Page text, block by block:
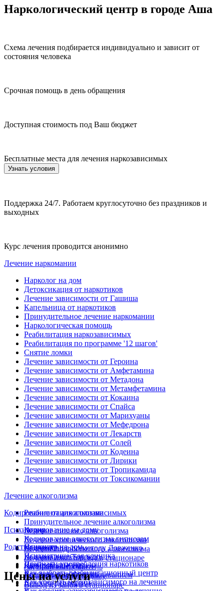
Наркологический центр в городе Аша
Схема лечения подбирается индивидуально и зависит от
состояния человека
Срочная помощь в день обращения
Доступная стоимость под Ваш бюджет
Бесплатные места для лечения наркозависимых
Узнать условия
Поддержка 24/7. Работаем круглосуточно без праздников и
выходных
Курс лечения проводится анонимно
Лечение наркомании
Нарколог на дом
Детоксикация от наркотиков
Лечение зависимости от Гашиша
Капельница от наркотиков
Принудительное лечение наркомании
Наркологическая помощь
Реабилитация наркозависимых
Реабилитация по программе '12 шагов'
Снятие ломки
Лечение зависимости от Героина
Лечение зависимости от Амфетамина
Лечение зависимости от Метадона
Лечение зависимости от Метамфетамина
Лечение зависимости от Кокаина
Лечение зависимости от Спайса
Лечение зависимости от Марихуаны
Лечение зависимости от Мефедрона
Лечение зависимости от Лекарств
Лечение зависимости от Солей
Лечение зависимости от Кодеина
Лечение зависимости от Лирики
Лечение зависимости от Тропикамида
Лечение зависимости от Токсикомании
Лечение алкоголизма
Реабилитация алкозависимых
Принудительное лечение алкоголизма
Лечение пивного алкоголизма
Лечение хронического алкоголизма
Лечение подросткового алкоголизма
Лечение алкоголизма в стационаре
Частный вытрезвитель
Вывод из запоя на дому
Вывод из запоя в стационаре
Кодирование от алкоголизма
Кодирование на дому
Кодирование алкоголизма гипнозом
Кодирование по методу Довженко
Кодирование Торпедо
Кодирование уколом
Кодирование иглоукалыванием
Психиатрия
Психиатр на дом
Психиатрическая клиника
Двойной диагноз
Лечение шизофрении
Лечение депрессии
Родственникам
Признаки употребления наркотиков
Как выбрать реабилитационный центр
Как убедить наркозависимого на лечение
Цены на услуги